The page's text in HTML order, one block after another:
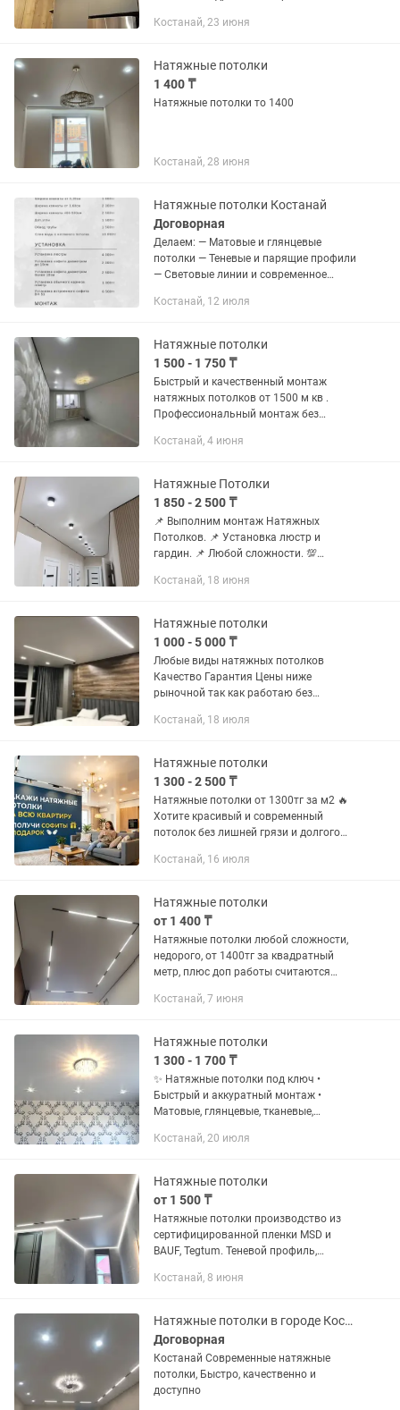
1300тг/м² — честно и прозрачно •
•...
Костанай, 23 июня
Натяжные потолки
1 400 ₸
Натяжные потолки то 1400
Костанай, 28 июня
Натяжные потолки Костанай
Договорная
Делаем: — Матовые и глянцевые
потолки — Теневые и парящие профили
— Световые линии и современное
треков 📐 Бесплатный замер и
Костанай, 12 июля
Натяжные потолки
1 500 - 1 750 ₸
Быстрый и качественный монтаж
натяжных потолков от 1500 м кв .
Профессиональный монтаж без
Возможен выезд по области и районы !
Костанай, 4 июня
Натяжные Потолки
1 850 - 2 500 ₸
📌 Выполним монтаж Натяжных
Потолков. 📌 Установка люстр и
гардин. 📌 Любой сложности. 💯
10 лет на рынке 🎁 Бесплатный выезд
время 🔨...
Костанай, 18 июня
Натяжные потолки
1 000 - 5 000 ₸
Любые виды натяжных потолков
Качество Гарантия Цены ниже
рыночной так как работаю без
договоримся
Костанай, 18 июля
Натяжные потолки
1 300 - 2 500 ₸
Натяжные потолки от 1300тг за м2 🔥
Хотите красивый и современный
потолок без лишней грязи и долгого
натяжные потолки быстро и аккуратно
Костанай, 16 июля
Натяжные потолки
от 1 400 ₸
Натяжные потолки любой сложности,
недорого, от 1400тг за квадратный
метр, плюс доп работы считаются
Костанай, 7 июня
Натяжные потолки
1 300 - 1 700 ₸
✨ Натяжные потолки под ключ •
Быстрый и аккуратный монтаж •
Матовые, глянцевые, тканевые,
скрытые карнизы • Качественные
📞...
Костанай, 20 июля
Натяжные потолки
от 1 500 ₸
Натяжные потолки производство из
сертифицированной пленки MSD и
BAUF, Tegtum. Теневой профиль,
светильники, световые линии, слот
Костанай, 8 июня
Натяжные потолки в городе Костанай
Договорная
Костанай Современные натяжные
потолки, Быстро, качественно и
доступно